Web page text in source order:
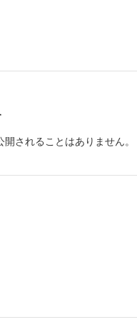
開されることはありません。